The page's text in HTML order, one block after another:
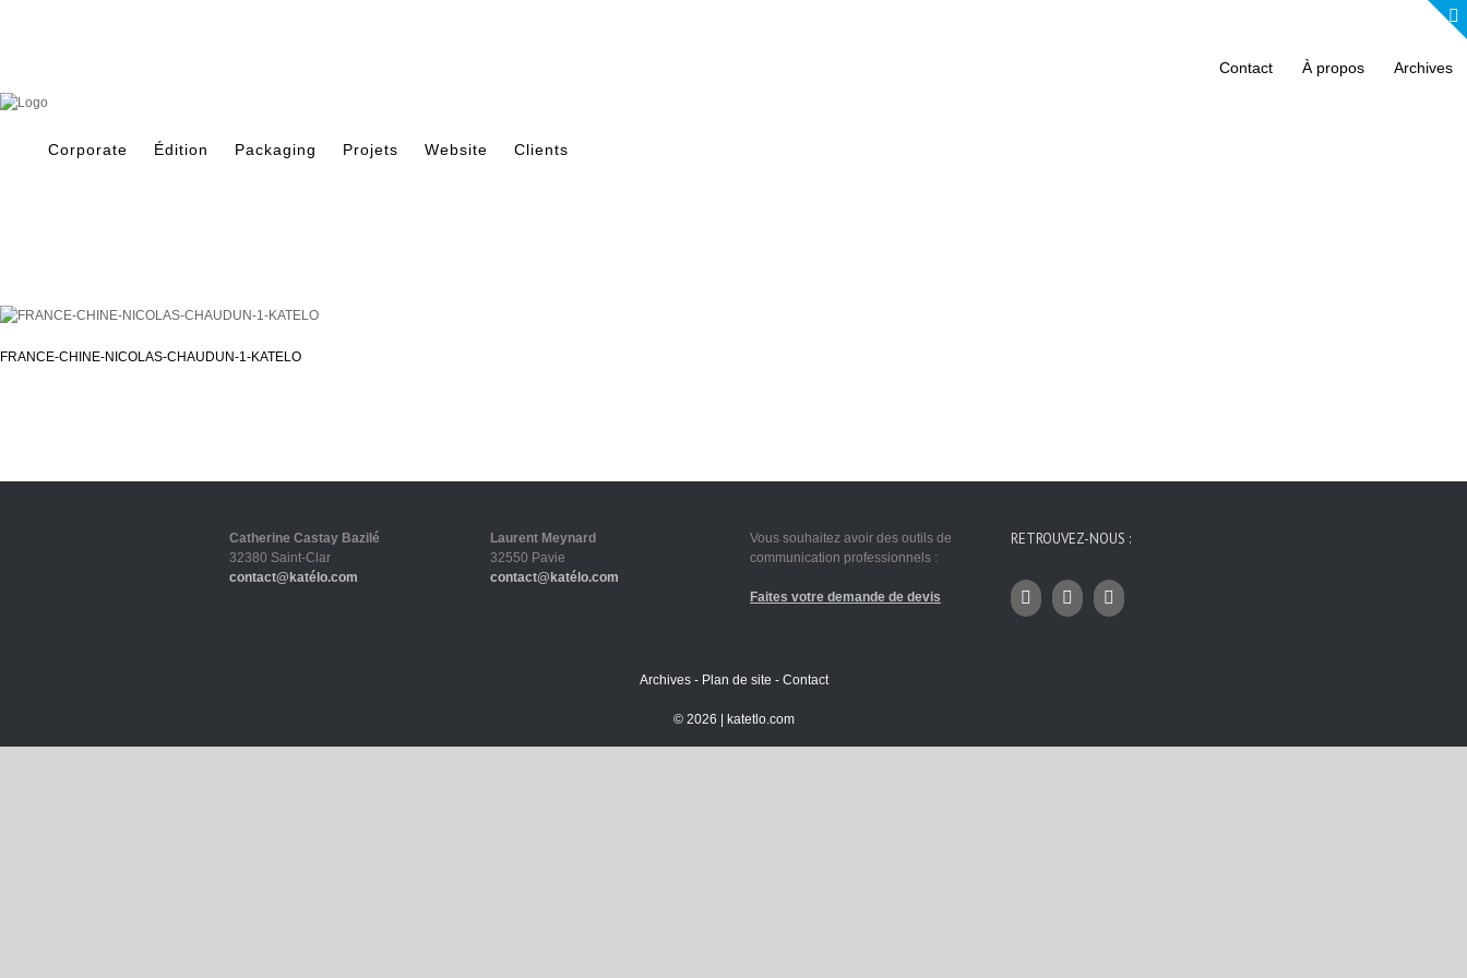
Contact À propos Archives
Corporate Édition Packaging Projets Website Clients
FRANCE-CHINE-NICOLAS-CHAUDUN-1-KATELO
Catherine Castay Bazilé
32380 Saint-Clar
contact@katélo.com
Laurent Meynard
32550 Pavie
contact@katélo.com
Vous souhaitez avoir des outils de
communication professionnels :
Faites votre demande de devis
RETROUVEZ-NOUS :
Archives- Plan de site - Contact
© 2026 | katetlo.com